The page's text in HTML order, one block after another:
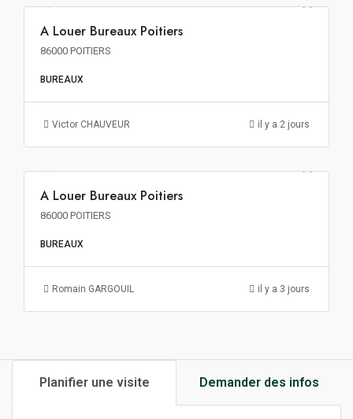
A Louer Bureaux Poitiers
86000 POITIERS
BUREAUX
Victor CHAUVEUR il y a 2 jours
122€ m²/an HT HC
A Louer Bureaux Poitiers
86000 POITIERS
BUREAUX
Romain GARGOUIL il y a 3 jours
Planifier une visite Demander des infos